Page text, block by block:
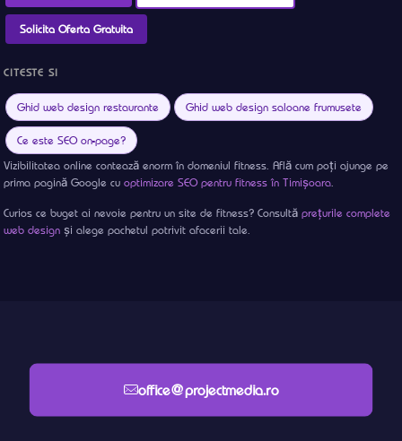
Solicita Oferta Gratuita
CITESTE SI
Ghid web design restaurante Ghid web design saloane frumusete
Ce este SEO on-page?
Vizibilitatea online contează enorm în domeniul fitness. Află cum poți ajunge pe
prima pagină Google cuoptimizare SEO pentru fitness în Timișoara.
Curios ce buget ai nevoie pentru un site de fitness? Consultăprețurile complete
web design și alege pachetul potrivit afacerii tale.
office@projectmedia.ro